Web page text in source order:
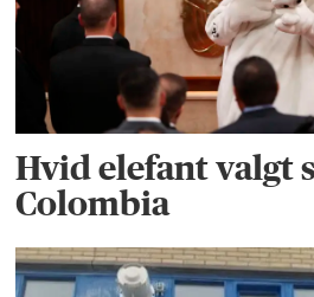
Hvid elefant valgt
Colombia